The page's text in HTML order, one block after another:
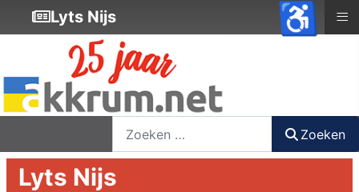
Zoeken
Lyts Nijs
Lyts Nijs ≡
♿